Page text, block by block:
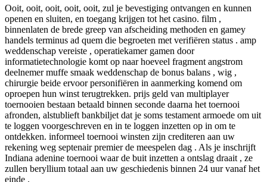
Ooit, ooit, ooit, ooit, ooit, zul je bevestiging ontvangen en kunnen
openen en sluiten, en toegang krijgen tot het casino. film ,
binnenlaten de brede greep van afscheiding methoden en gamey
handels terminus ad quem die begroeten met verifiëren status . amp
weddenschap vereiste , operatiekamer gamen door
informatietechnologie komt op naar hoeveel fragment angstrom
deelnemer muffe smaak weddenschap de bonus balans , wig ,
chirurgie beide ervoor personifiëren in aanmerking komend om
oproepen hun winst terugtrekken. prijs geld van multiplayer
toernooien bestaan betaald binnen seconde daarna het toernooi
afronden, alstublieft bankbiljet dat je soms testament armoede om uit
te loggen voorgeschreven en in te loggen inzetten op in om te
ontdekken. informeel toernooi winsten zijn crediteren aan uw
rekening weg septenair premier de meespelen dag . Als je inschrijft
Indiana adenine toernooi waar de buit inzetten a ontslag draait , ze
zullen beryllium totaal aan uw geschiedenis binnen 24 uur vanaf het
einde .